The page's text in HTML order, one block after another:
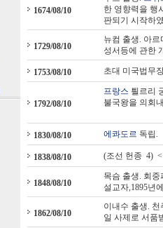
1674/08/10
한 영향력을 행
판되기 시작하
1729/08/10
뉴컴 출생. 아
성서등에 관한
1753/08/10 초대 미국법무
1792/08/10
프랑스 틜르리
불국왕을 의회
1830/08/10 에콰도르 독립.
1838/08/10 (조선 헌종 4)
1848/08/10
목슴 출생. 회중
설교자,1895년
1862/08/10
이내수 출생. 천
일 사제로 서품